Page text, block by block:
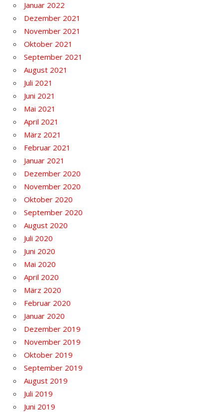
Januar 2022
Dezember 2021
November 2021
Oktober 2021
September 2021
August 2021
Juli 2021
Juni 2021
Mai 2021
April 2021
März 2021
Februar 2021
Januar 2021
Dezember 2020
November 2020
Oktober 2020
September 2020
August 2020
Juli 2020
Juni 2020
Mai 2020
April 2020
März 2020
Februar 2020
Januar 2020
Dezember 2019
November 2019
Oktober 2019
September 2019
August 2019
Juli 2019
Juni 2019